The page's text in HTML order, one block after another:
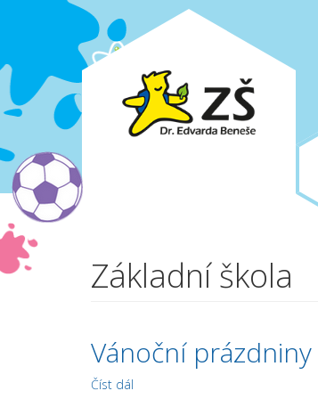
Přejít k hlavnímu obsahu
Základní škola
Vánoční prázdniny
Číst dál